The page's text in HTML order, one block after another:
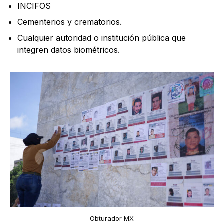
INCIFOS
Cementerios y crematorios.
Cualquier autoridad o institución pública que
integren datos biométricos.
Obturador MX